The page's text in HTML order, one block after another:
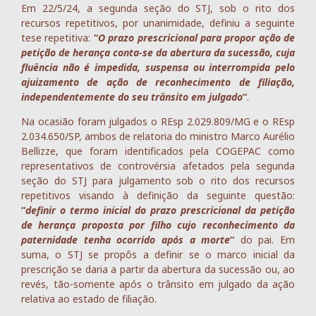
Em 22/5/24, a segunda seção do STJ, sob o rito dos
recursos repetitivos, por unanimidade, definiu a seguinte
tese repetitiva: “O prazo prescricional para propor ação de
petição de herança conta-se da abertura da sucessão, cuja
fluência não é impedida, suspensa ou interrompida pelo
ajuizamento de ação de reconhecimento de filiação,
independentemente do seu trânsito em julgado“.
Na ocasião foram julgados o REsp 2.029.809/MG e o REsp
2.034.650/SP, ambos de relatoria do ministro Marco Aurélio
Bellizze, que foram identificados pela COGEPAC como
representativos de controvérsia afetados pela segunda
seção do STJ para julgamento sob o rito dos recursos
repetitivos visando à definição da seguinte questão:
“definir o termo inicial do prazo prescricional da petição
de herança proposta por filho cujo reconhecimento da
paternidade tenha ocorrido após a morte“ do pai. Em
suma, o STJ se propôs a definir se o marco inicial da
prescrição se daria a partir da abertura da sucessão ou, ao
revés, tão-somente após o trânsito em julgado da ação
relativa ao estado de filiação.